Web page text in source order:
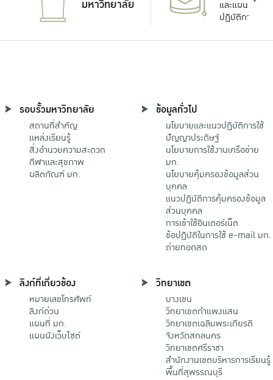
มหาวิทยาลัย
และแผน
ปฏิบัติการ
รอบรั้วมหาวิทยาลัย
สถานที่สำคัญ
แหล่งเรียนรู้
สิ่งอำนวยความสะดวก
กีฬาและสุขภาพ
ผลิตภัณฑ์ มก.
ข้อมูลทั่วไป
นโยบายและแนวปฏิบัติการใช้
ปัญญาประดิษฐ์
นโยบายการใช้งานเครือข่าย
มก.
นโยบายคุ้มครองข้อมูลส่วน
บุคคล
แนวปฏิบัติการคุ้มครองข้อมูล
ส่วนบุคคล
การเข้าใช้อินเตอร์เน็ต
ข้อปฏิบัติในการใช้ e-mail มก.
ถ่ายทอดสด
ลิงก์ที่เกี่ยวข้อง
หมายเลขโทรศัพท์
ลิงก์ด่วน
แผนที่ มก.
แผนผังเว็บไซต์
วิทยาเขต
บางเขน
วิทยาเขตกําแพงแสน
วิทยาเขตเฉลิมพระเกียรติ
จังหวัดสกลนคร
วิทยาเขตศรีราชา
สำนักงานเขตบริหารการเรียนรู้
พื้นที่สุพรรณบุรี